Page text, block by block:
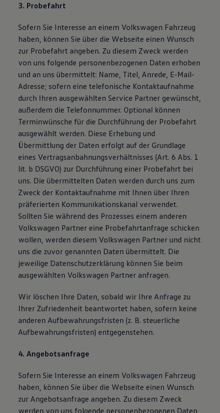
3. Probefahrt
Sofern Sie Interesse an einem Volkswagen Fahrzeug
haben, können Sie über die Webseite einen Wunsch
zur Probefahrt angeben. Zu diesem Zweck werden
von uns folgende personenbezogenen Daten erhoben
und an uns übermittelt: Name, Titel, Anrede, E-Mail-
Adresse; sofern eine telefonische Kontaktaufnahme
durch Ihren ausgewählten Service Partner gewünscht,
außerdem die Telefonnummer. Optional können
Terminwünsche für die Durchführung der Probefahrt
ausgewählt werden. Diese Erhebung und
Übermittlung der Daten erfolgt auf der Grundlage
eines Vertragsanbahnungsverhältnisses (Art. 6 Abs. 1
lit. b DSGVO) zur Durchführung einer Probefahrt bei
uns. Die übermittelten Daten werden durch uns zum
Zweck der Kontaktaufnahme mit Ihnen über Ihren
präferierten Kommunikationskanal verwendet.
Sollten Sie während des Prozesses einem anderen
Volkswagen Partner eine Probefahrtanfrage schicken
wollen, werden diesem Volkswagen Partner und nicht
uns die zuvor genannten Daten übermittelt. Die
jeweilige Datenschutzerklärung können Sie beim
ausgewählten Volkswagen Partner anfragen.
Wir löschen Ihre Daten, sobald wir Ihre Anfrage zu
Ihrer Zufriedenheit beantwortet haben, sofern keine
anderen Aufbewahrungsfristen (z. B. steuerliche
Aufbewahrungsfristen) entgegenstehen.
4. Angebotsanfrage
Sofern Sie Interesse an einem Volkswagen Fahrzeug
haben, können Sie über die Webseite einen Wunsch
zur Angebotsanfrage angeben. Zu diesem Zweck
werden von uns folgende personenbezogenen Daten